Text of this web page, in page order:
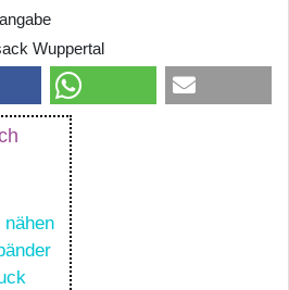
Wuppertal